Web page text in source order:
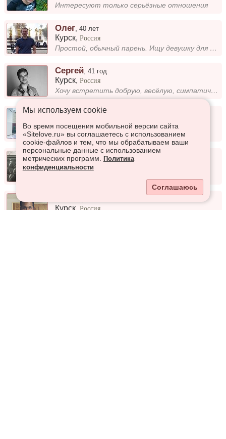
Интересуют только серьёзные отношения
Олег ,40 лет
Курск,Россия
Простой, обычный парень. Ищу девушку для серьёзных отношений и создания семьи.
Сергей ,41 год
Курск,Россия
Хочу встретить добрую, весёлую, симпатичную девушку.
Игорь,39 лет
Курск,Россия
Расскажу при встрече
Алексей,32 года
Курск,Россия
Курск ,Россия
Мы используем сookie
Во время посещения мобильной версии сайта
«Sitelove.ru» вы соглашаетесь с использованием
cookie-файлов и тем, что мы обрабатываем ваши
персональные данные с использованием
метрических программ.
Политика
конфиденциальности
Соглашаюсь